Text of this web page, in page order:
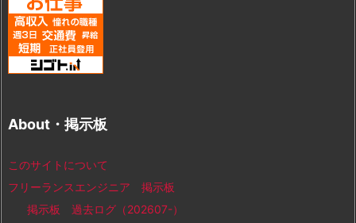
About・掲示板
このサイトについて
フリーランスエンジニア 掲示板
掲示板 過去ログ（202607-）